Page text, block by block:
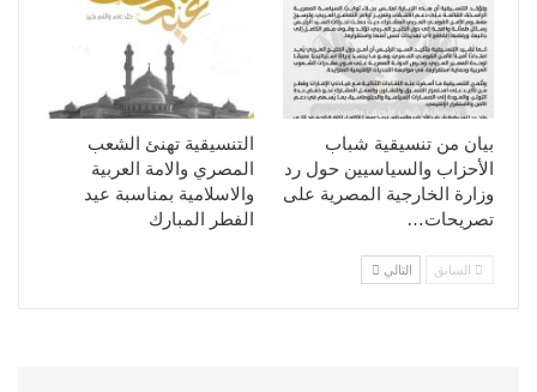
التنسيقية تهنئ الشعب
المصري والامة العربية
والاسلامية بمناسبة عيد
الفطر المبارك
بيان من تنسيقية شباب
الأحزاب والسياسيين حول رد
وزارة الخارجية المصرية على
تصريحات…
السابق التالي